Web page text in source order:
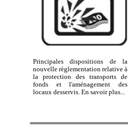
Principales dispositions de la
nouvelle règlementation relative à
la protection des transports de
fonds et l'aménagement des
locaux desservis. En savoir plus...